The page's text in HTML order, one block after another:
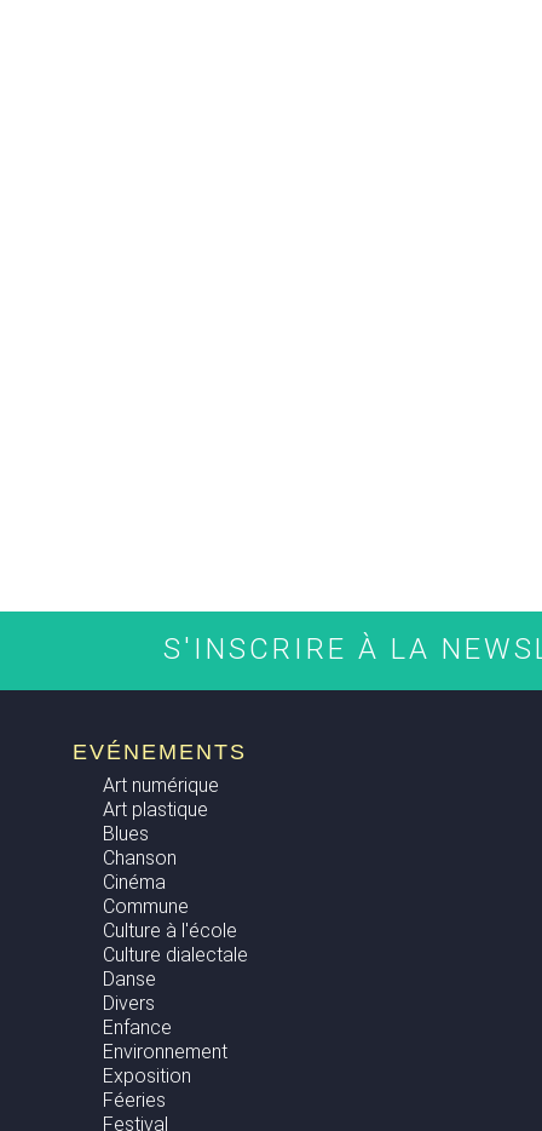
S'INSCRIRE À LA
EVÉNEMENTS
Art numérique
Art plastique
Blues
Chanson
Cinéma
Commune
Culture à l'école
Culture dialectale
Danse
Divers
Enfance
Environnement
Exposition
Féeries
Festival